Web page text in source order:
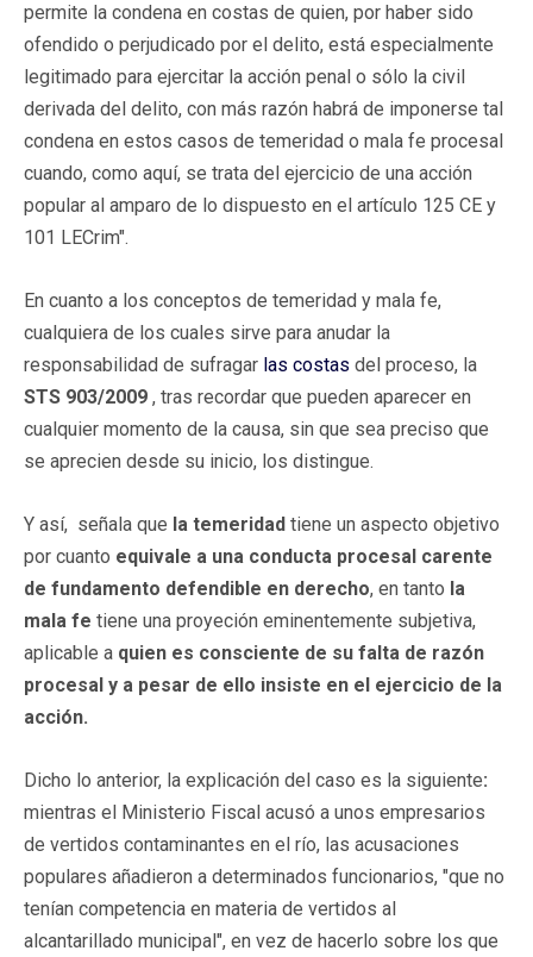
permite la condena en costas de quien, por haber sido
ofendido o perjudicado por el delito, está especialmente
legitimado para ejercitar la acción penal o sólo la civil
derivada del delito, con más razón habrá de imponerse tal
condena en estos casos de temeridad o mala fe procesal
cuando, como aquí, se trata del ejercicio de una acción
popular al amparo de lo dispuesto en el artículo 125 CE y
101 LECrim".
En cuanto a los conceptos de temeridad y mala fe,
cualquiera de los cuales sirve para anudar la
responsabilidad de sufragar las costas del proceso, la
STS 903/2009 , tras recordar que pueden aparecer en
cualquier momento de la causa, sin que sea preciso que
se aprecien desde su inicio, los distingue.
Y así, señala que la temeridad tiene un aspecto objetivo
por cuanto equivale a una conducta procesal carente
de fundamento defendible en derecho, en tanto la
mala fe tiene una proyeción eminentemente subjetiva,
aplicable a quien es consciente de su falta de razón
procesal y a pesar de ello insiste en el ejercicio de la
acción.
Dicho lo anterior, la explicación del caso es la siguiente:
mientras el Ministerio Fiscal acusó a unos empresarios
de vertidos contaminantes en el río, las acusaciones
populares añadieron a determinados funcionarios, "que no
tenían competencia en materia de vertidos al
alcantarillado municipal", en vez de hacerlo sobre los que